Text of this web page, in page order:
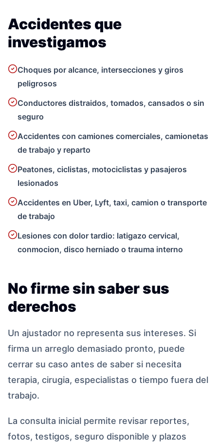
Accidentes que
investigamos
Choques por alcance, intersecciones y giros
peligrosos
Conductores distraidos, tomados, cansados o sin
seguro
Accidentes con camiones comerciales, camionetas
de trabajo y reparto
Peatones, ciclistas, motociclistas y pasajeros
lesionados
Accidentes en Uber, Lyft, taxi, camion o transporte
de trabajo
Lesiones con dolor tardio: latigazo cervical,
conmocion, disco herniado o trauma interno
No firme sin saber sus
derechos
Un ajustador no representa sus intereses. Si
firma un arreglo demasiado pronto, puede
cerrar su caso antes de saber si necesita
terapia, cirugia, especialistas o tiempo fuera del
trabajo.
La consulta inicial permite revisar reportes,
fotos, testigos, seguro disponible y plazos